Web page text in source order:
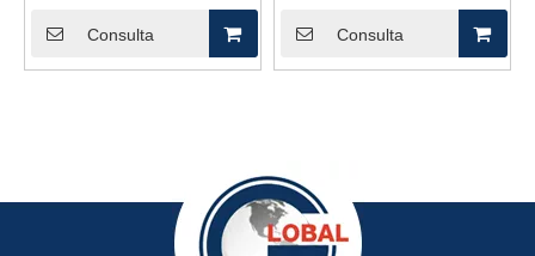
Consulta Consulta